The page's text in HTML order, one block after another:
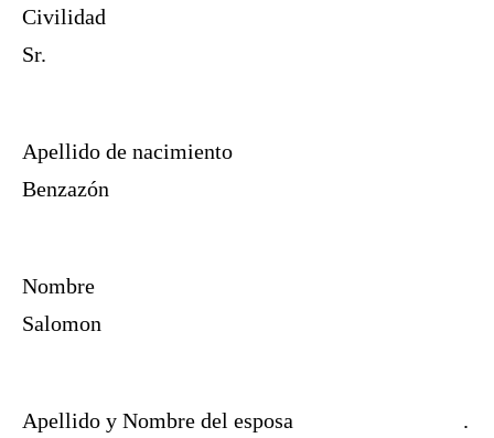
Civilidad
Sr.
Apellido de nacimiento
Benzazón
Nombre
Salomon
Apellido y Nombre del esposa .